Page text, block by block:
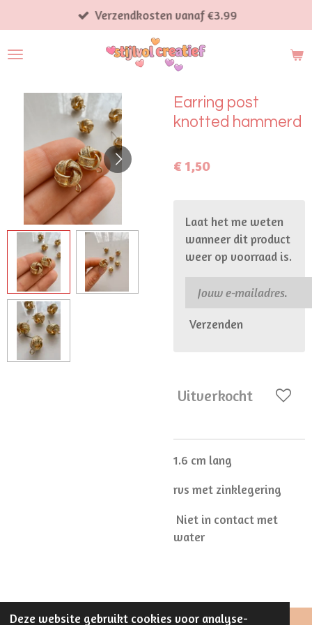
Deze website gebruikt cookies voor analyse-
direct
naar
Verzendkosten vanaf €3.99
Earring post
knotted hammerd
€ 1,50
Laat het me weten
wanneer dit product
weer op voorraad is.
Verzenden
Uitverkocht
1.6 cm lang
rvs met zinklegering
Niet in contact met
water